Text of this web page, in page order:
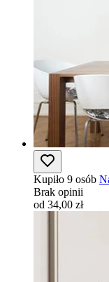
Kupiło 9 osób
Brak opinii
od 34,00 zł